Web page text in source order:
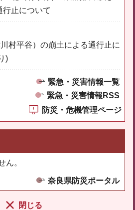
行止について
村平谷）の崩土による通行止に
)
緊急・災害情報一覧
緊急・災害情報RSS
防災・危機管理ページ
ん。
奈良県防災ポータル
閉じる